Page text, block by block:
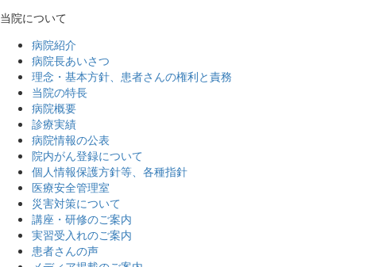
当院について
病院紹介
病院長あいさつ
理念・基本方針、患者さんの権利と責務
当院の特長
病院概要
診療実績
病院情報の公表
院内がん登録について
個人情報保護方針等、各種指針
医療安全管理室
災害対策について
講座・研修のご案内
実習受入れのご案内
患者さんの声